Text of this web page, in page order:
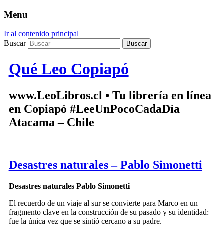
Menu
Ir al contenido principal
Buscar
Qué Leo Copiapó
www.LeoLibros.cl • Tu librería en línea
en Copiapó #LeeUnPocoCadaDía
Atacama – Chile
Desastres naturales – Pablo Simonetti
Desastres naturales Pablo Simonetti
El recuerdo de un viaje al sur se convierte para Marco en un
fragmento clave en la construcción de su pasado y su identidad:
fue la única vez que se sintió cercano a su padre.